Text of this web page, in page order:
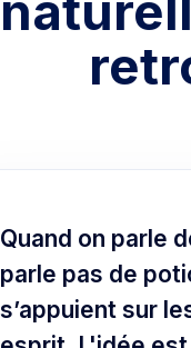
Quand on parle
parle pas de
s’appuient sur
esprit. L'idée